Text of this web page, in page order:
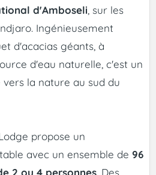
d'Amboseli , sur les
Ingénieusement
d'acacias géants, à
d'eau naturelle, c'est un
la nature au sud du
propose un
avec un ensemble de 96
2 ou 4 personnes. Des